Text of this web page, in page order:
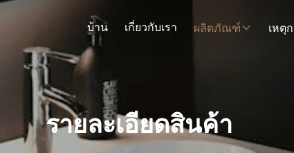
บ้าน เกี่ยวกับเรา ผลิตภัณฑ์
รายละเอียดสินค้า